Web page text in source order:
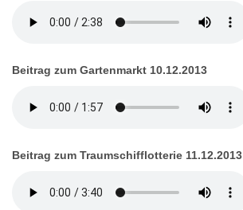
Beitrag zum Gartenmarkt 10.12.2013
Beitrag zum Traumschifflotterie 11.12.2013